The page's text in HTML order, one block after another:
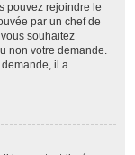
pouvez rejoindre le
par un chef de
souhaitez
non votre demande.
demande, il a